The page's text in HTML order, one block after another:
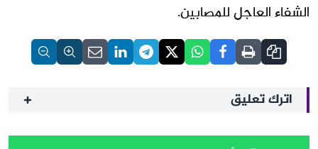
الشفاء العاجل للمصابين.
اترك تعليق